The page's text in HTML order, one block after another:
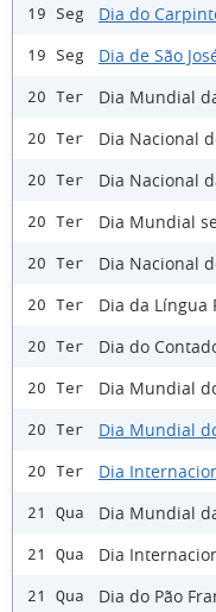
19 Seg Dia do
19 Seg Dia de São
20 Ter Dia Mundial
20 Ter Dia Nacional
20 Ter Dia Nacional
20 Ter Dia Mundial
20 Ter Dia Nacional
20 Ter Dia da Língua
20 Ter Dia do
20 Ter Dia Mundial
20 Ter Dia Mundial
20 Ter Dia
21 Qua Dia Mundial
21 Qua Dia
21 Qua Dia do Pão